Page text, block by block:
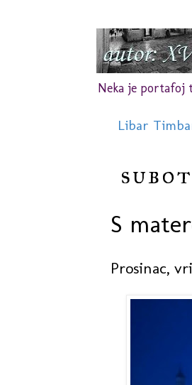
Neka je portafoj
Libar
S
Prosinac,